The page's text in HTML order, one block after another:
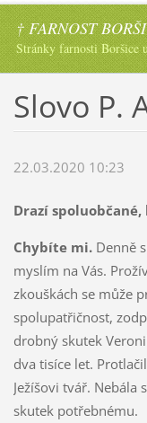
† FARNOST
Stránky farnosti Boršice
Slovo P.
22.03.2020 10:23
Drazí
Chybíte mi.Denně
myslím na Vás.
zkouškách se může
spolupatřičnost,
drobný skutek
dva tisíce let.
Ježíšovi tvář.
skutek potřebnému.